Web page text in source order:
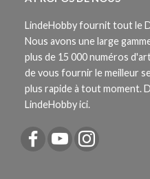
LindeHobby fournit tout le
Nous avons une large
plus de 15 000 numéros
de vous fournir le meilleur
plus rapide à tout moment.
LindeHobby ici.